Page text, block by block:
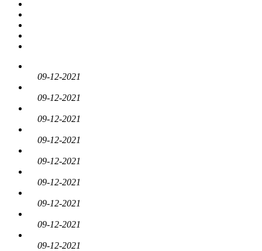
09-12-2021
09-12-2021
09-12-2021
09-12-2021
09-12-2021
09-12-2021
09-12-2021
09-12-2021
09-12-2021